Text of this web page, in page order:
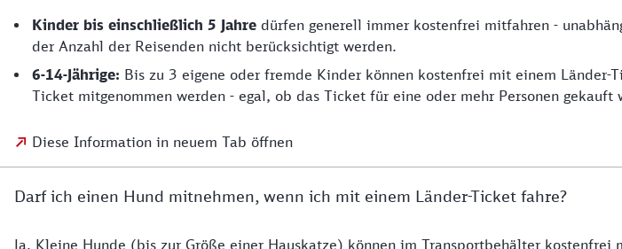
Kinder bis einschließlich 5 Jahre dürfen generell immer kostenfrei mitfahren -
der Anzahl der Reisenden nicht berücksichtigt werden.
6-14-Jährige: Bis zu 3 eigene oder fremde Kinder können kostenfrei mit einem
Ticket mitgenommen werden - egal, ob das Ticket für eine oder mehr Personen gekauft
Diese Information in neuem Tab öffnen
Darf ich einen Hund mitnehmen, wenn ich mit einem Länder-Ticket fahre?
Ja. Kleine Hunde (bis zur Größe einer Hauskatze) können im Transportbehälter